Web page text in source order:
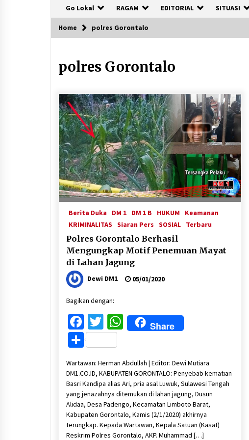
Go Lokal RAGAM EDITORIAL SITUASI
Home polres Gorontalo
polres Gorontalo
Berita Duka DM 1 DM 1 B HUKUM
Keamanan
KRIMINALITAS
Siaran Pers SOSIAL Terbaru
Polres Gorontalo Berhasil
Mengungkap Motif Penemuan Mayat
di Lahan Jagung
Dewi DM1 05/01/2020
Bagikan dengan:
Facebook
Twitter
WhatsApp
Share
Share
Wartawan: Herman Abdullah | Editor: Dewi Mutiara
DM1.CO.ID, KABUPATEN GORONTALO: Penyebab kematian
Basri Kandipa alias Ari, pria asal Luwuk, Sulawesi Tengah
yang jenazahnya ditemukan di lahan jagung, Dusun
Alidaa, Desa Padengo, Kecamatan Limboto Barat,
Kabupaten Gorontalo, Kamis (2/1/2020) akhirnya
terungkap. Kepada Wartawan, Kepala Satuan (Kasat)
Reskrim Polres Gorontalo, AKP. Muhammad […]